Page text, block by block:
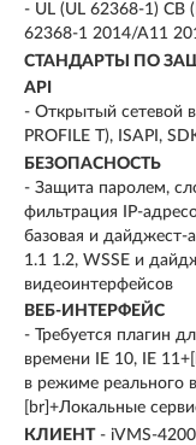
- UL (UL 62368-1) CB
62368-1 2014/A11
СТАНДАРТЫ ПО
API
- Открытый сетевой
PROFILE T), ISAPI,
БЕЗОПАСНОСТЬ
- Защита паролем,
фильтрация IP-
базовая и дайджест-
1.1 1.2, WSSE и
видеоинтерфейсов
ВЕБ-ИНТЕРФЕЙС
- Требуется плагин
времени IE 10, IE
в режиме реального
[br]+Локальные
КЛИЕНТ - iVMS-